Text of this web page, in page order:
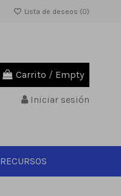
Lista de deseos (0)
Carrito / Empty
Iniciar sesión
RECURSOS